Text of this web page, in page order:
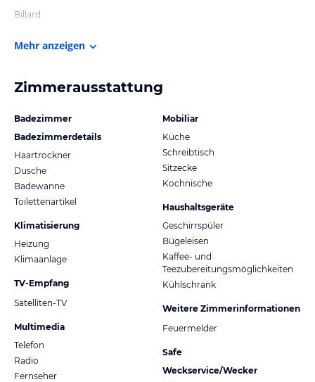
Billard
Mehr anzeigen
Zimmerausstattung
Badezimmer
Badezimmerdetails
Haartrockner
Dusche
Badewanne
Toilettenartikel
Klimatisierung
Heizung
Klimaanlage
TV-Empfang
Satelliten-TV
Multimedia
Telefon
Radio
Fernseher
Mobiliar
Küche
Schreibtisch
Sitzecke
Kochnische
Haushaltsgeräte
Geschirrspüler
Bügeleisen
Kaffee- und
Teezubereitungsmöglichkeiten
Kühlschrank
Weitere Zimmerinformationen
Feuermelder
Safe
Weckservice/Wecker